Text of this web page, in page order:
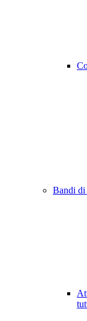
Bandi di